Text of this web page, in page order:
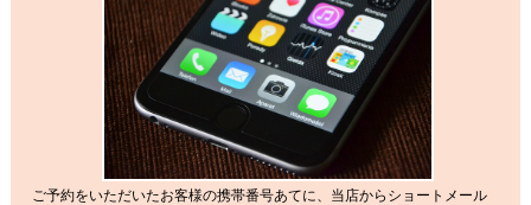
ご予約をいただいたお客様の携帯番号あてに、当店からショートメール